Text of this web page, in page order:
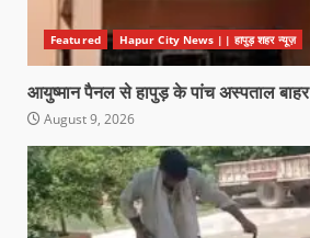
Featured Hapur City News || हापुड़ शहर न्यूज़
आयुष्मान पैनल से हापुड़ के पांच अस्पताल बाहर
August 9, 2026